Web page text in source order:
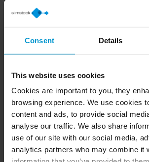
Consent Details
This website uses cookies
Cookies are important to you, they
browsing experience. We use cookies
content and ads, to provide social
analyse our traffic. We also share
use of our site with our social media,
analytics partners who may combine it
Slimstock GmbH
Slimstock GmbH
Faßstraße 1
44263 Dortmund
slimstock.com
info@slimstock.com
Geschäftsführer: Eelco J. Wever
Amtsgericht Dortmund: HRB 25 914
Umsatzsteuer-Identifikationsnummer
Umsatzsteuergesetz DE 291119283